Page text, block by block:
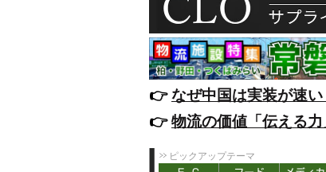
👉️なぜ中国は実装が速
👉️物流の価値「伝える
ピックアップテーマ